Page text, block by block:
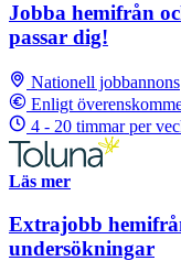
Jobba hemifrån
passar dig!
Nationell jobbannons
Enligt
4 - 20 timmar per
Läs mer
Extrajobb
undersökningar